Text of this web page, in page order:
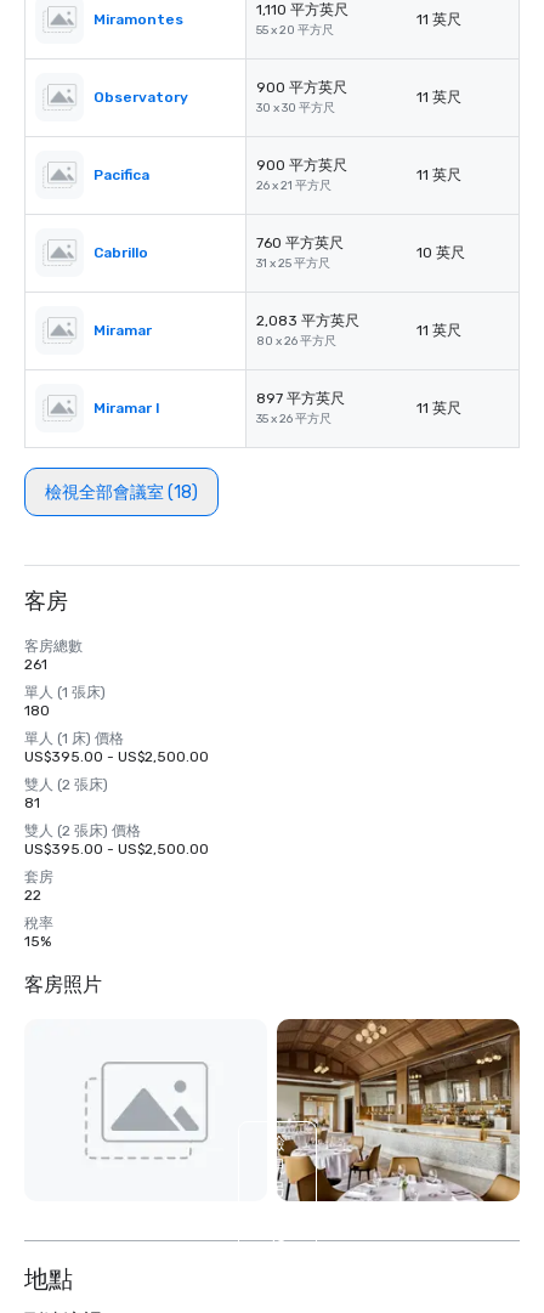
Miramontes
1,110 平方英尺
55 x 20 平方尺
11 英尺
Observatory
900 平方英尺
30 x 30 平方尺
11 英尺
Pacifica
900 平方英尺
26 x 21 平方尺
11 英尺
Cabrillo
760 平方英尺
31 x 25 平方尺
10 英尺
Miramar
2,083 平方英尺
80 x 26 平方尺
11 英尺
Miramar I
897 平方英尺
35 x 26 平方尺
11 英尺
檢視全部會議室 (18)
客房
客房總數
261
單人 (1 張床)
180
單人 (1 床) 價格
US$395.00 - US$2,500.00
雙人 (2 張床)
81
雙人 (2 張床) 價格
US$395.00 - US$2,500.00
套房
22
稅率
15%
客房照片
檢
視
另
13
地點